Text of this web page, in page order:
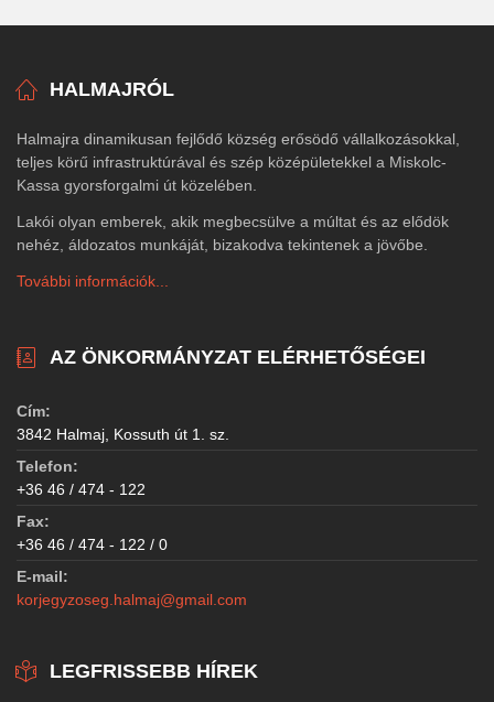
HALMAJRÓL
Halmajra dinamikusan fejlődő község erősödő vállalkozásokkal,
teljes körű infrastruktúrával és szép középületekkel a Miskolc-
Kassa gyorsforgalmi út közelében.
Lakói olyan emberek, akik megbecsülve a múltat és az elődök
nehéz, áldozatos munkáját, bizakodva tekintenek a jövőbe.
További információk...
AZ ÖNKORMÁNYZAT ELÉRHETŐSÉGEI
Cím:
3842 Halmaj, Kossuth út 1. sz.
Telefon:
+36 46 / 474 - 122
Fax:
+36 46 / 474 - 122 / 0
E-mail:
korjegyzoseg.halmaj@gmail.com
LEGFRISSEBB HÍREK